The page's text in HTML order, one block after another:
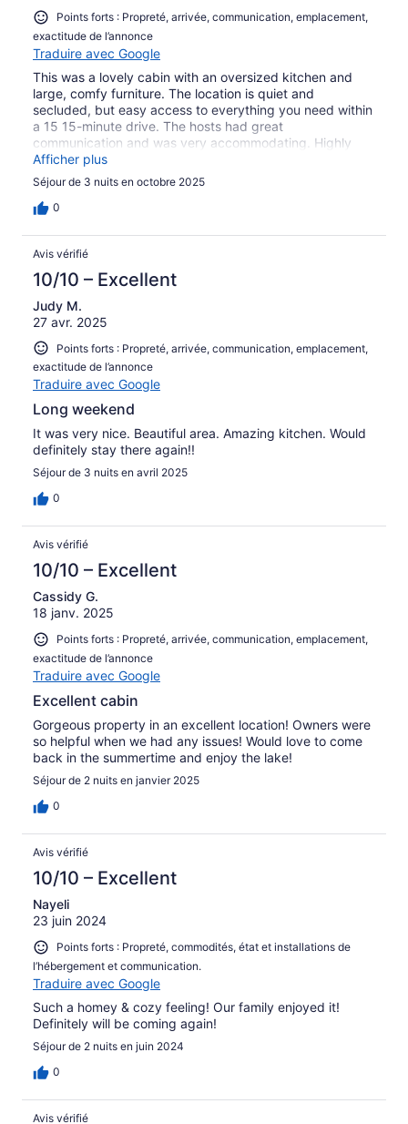
Points forts : Propreté, arrivée, communication, emplacement,
exactitude de l’annonce
Traduire avec Google
This was a lovely cabin with an oversized kitchen and
large, comfy furniture. The location is quiet and
secluded, but easy access to everything you need within
a 15 15-minute drive. The hosts had great
communication and was very accommodating. Highly
recommend.
Afficher plus
Séjour de 3 nuits en octobre 2025
0
Avis vérifié
10/10 – Excellent
Judy M.
27 avr. 2025
Points forts : Propreté, arrivée, communication, emplacement,
exactitude de l’annonce
Traduire avec Google
Long weekend
It was very nice. Beautiful area. Amazing kitchen. Would
definitely stay there again!!
Séjour de 3 nuits en avril 2025
0
Avis vérifié
10/10 – Excellent
Cassidy G.
18 janv. 2025
Points forts : Propreté, arrivée, communication, emplacement,
exactitude de l’annonce
Traduire avec Google
Excellent cabin
Gorgeous property in an excellent location! Owners were
so helpful when we had any issues! Would love to come
back in the summertime and enjoy the lake!
Séjour de 2 nuits en janvier 2025
0
Avis vérifié
10/10 – Excellent
Nayeli
23 juin 2024
Points forts : Propreté, commodités, état et installations de
l’hébergement et communication.
Traduire avec Google
Such a homey & cozy feeling! Our family enjoyed it!
Definitely will be coming again!
Séjour de 2 nuits en juin 2024
0
Avis vérifié